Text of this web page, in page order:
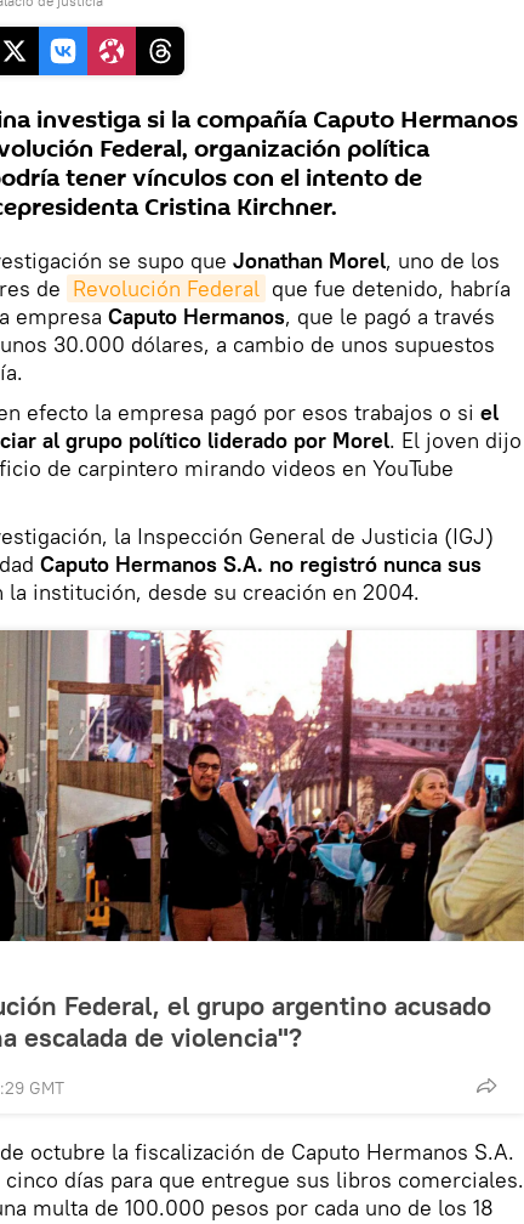
investiga si la compañía Caputo Hermanos
Federal, organización política
tener vínculos con el intento de
Cristina Kirchner.
se supo que Jonathan Morel, uno de los
de Revolución Federal que fue detenido, habría
empresa Caputo Hermanos, que le pagó a través
30.000 dólares, a cambio de unos supuestos
efecto la empresa pagó por esos trabajos o si el
al grupo político liderado por Morel. El joven dijo
de carpintero mirando videos en YouTube
la Inspección General de Justicia (IGJ)
Caputo Hermanos S.A. no registró nunca sus
la institución, desde su creación en 2004.
Federal, el grupo argentino acusado
escalada de violencia"?
GMT
octubre la fiscalización de Caputo Hermanos S.A.
días para que entregue sus libros comerciales.
multa de 100.000 pesos por cada uno de los 18